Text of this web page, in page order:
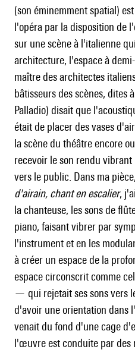
(son éminemment spatial)
l'opéra par la disposition de
sur une scène à l'italienne
architecture, l'espace à
maître des architectes
bâtisseurs des scènes, dites
Palladio) disait que
était de placer des vases
la scène du théâtre encore
recevoir le son rendu
vers le public. Dans ma pièce,
d'airain, chant en escalier,
la chanteuse, les sons de
piano, faisant vibrer par
l'instrument et en les
à créer un espace de la
espace circonscrit comme
— qui rejetait ses sons vers
d'avoir une orientation
venait du fond d'une cage
l'œuvre est conduite par des